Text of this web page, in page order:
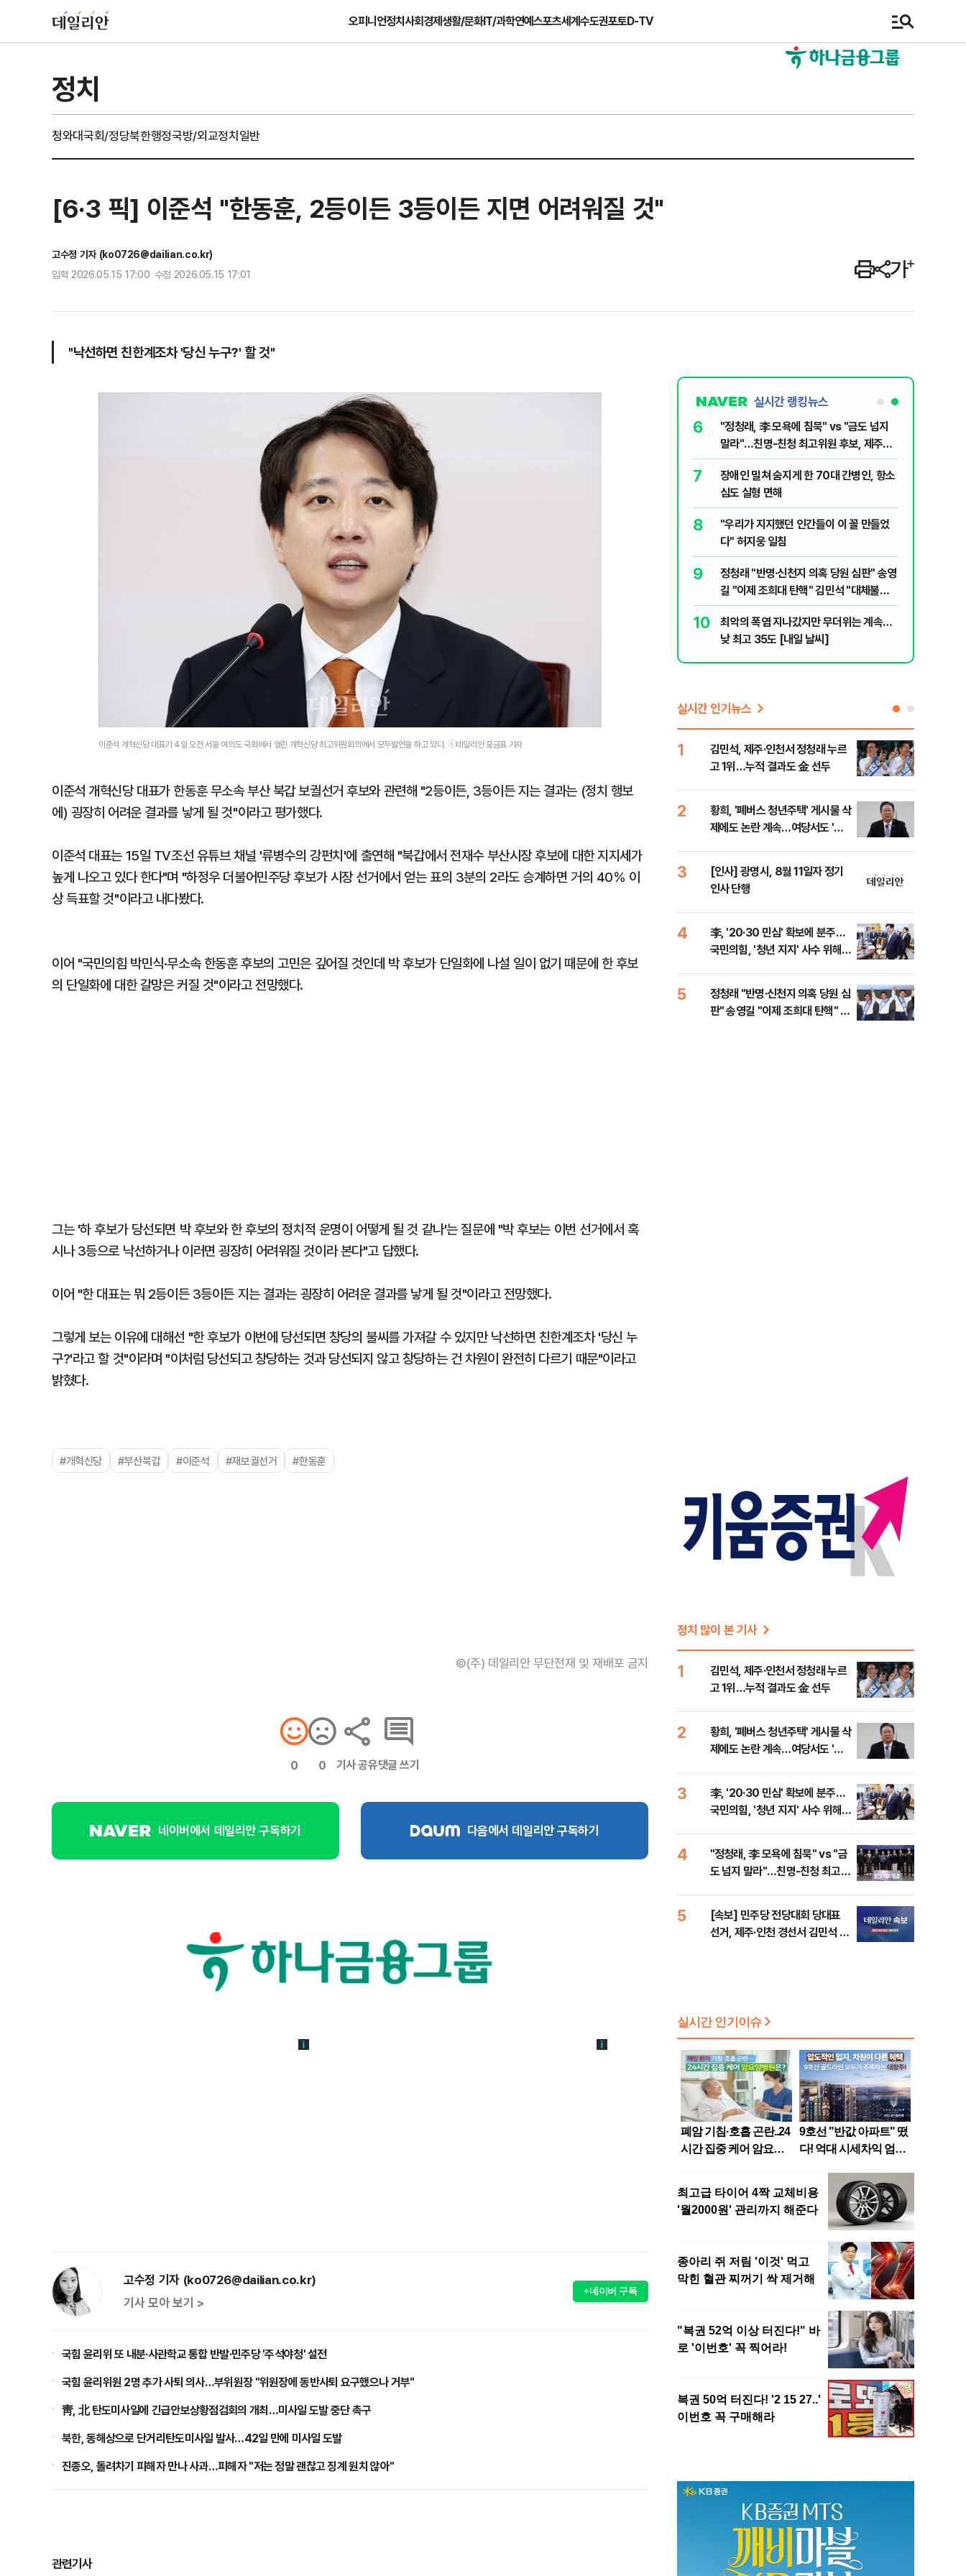
오피니언정치사회경제생활/문화IT/과학연예스포츠세계수도권포토D-TV
정치
청와대국회/정당북한행정국방/외교정치일반
[6·3 픽] 이준석 "한동훈, 2등이든 3등이든 지면 어려워질 것"
고수정 기자 (ko0726@dailian.co.kr)
입력 2026.05.15 17:00 수정 2026.05.15 17:01
"낙선하면 친한계조차 '당신 누구?' 할 것"
이준석 개혁신당 대표가 4일 오전 서울 여의도 국회에서 열린 개혁신당 최고위원회의에서 모두발언을 하고 있다. ⓒ데일리안 홍금표 기자
이준석 개혁신당 대표가 한동훈 무소속 부산 북갑 보궐선거 후보와 관련해 "2등이든, 3등이든 지는 결과는 (정치 행보
에) 굉장히 어려운 결과를 낳게 될 것"이라고 평가했다.
이준석 대표는 15일 TV조선 유튜브 채널 '류병수의 강펀치'에 출연해 "북갑에서 전재수 부산시장 후보에 대한 지지세가
높게 나오고 있다 한다"며 "하정우 더불어민주당 후보가 시장 선거에서 얻는 표의 3분의 2라도 승계하면 거의 40％ 이
상 득표할 것"이라고 내다봤다.
이어 "국민의힘 박민식·무소속 한동훈 후보의 고민은 깊어질 것인데 박 후보가 단일화에 나설 일이 없기 때문에 한 후보
의 단일화에 대한 갈망은 커질 것"이라고 전망했다.
그는 '하 후보가 당선되면 박 후보와 한 후보의 정치적 운명이 어떻게 될 것 같나'는 질문에 "박 후보는 이번 선거에서 혹
시나 3등으로 낙선하거나 이러면 굉장히 어려워질 것이라 본다"고 답했다.
이어 "한 대표는 뭐 2등이든 3등이든 지는 결과는 굉장히 어려운 결과를 낳게 될 것"이라고 전망했다.
그렇게 보는 이유에 대해선 "한 후보가 이번에 당선되면 창당의 불씨를 가져갈 수 있지만 낙선하면 친한계조차 '당신 누
구?'라고 할 것"이라며 "이처럼 당선되고 창당하는 것과 당선되지 않고 창당하는 건 차원이 완전히 다르기 때문"이라고
밝혔다.
#개혁신당 #부산북갑 #이준석 #재보궐선거 #한동훈
©(주) 데일리안 무단전재 및 재배포 금지
0 0 기사 공유댓글 쓰기
네이버에서 데일리안 구독하기 다음에서 데일리안 구독하기
고수정 기자 (ko0726@dailian.co.kr)
기사 모아 보기 >
+네이버 구독
국힘 윤리위 또 내분·사관학교 통합 반발·민주당 '주석야청' 설전
국힘 윤리위원 2명 추가 사퇴 의사…부위원장 "위원장에 동반사퇴 요구했으나 거부"
靑, 北 탄도미사일에 긴급안보상황점검회의 개최…미사일 도발 중단 촉구
북한, 동해상으로 단거리탄도미사일 발사…42일 만에 미사일 도발
진종오, 돌려차기 피해자 만나 사과…피해자 "저는 정말 괜찮고 징계 원치 않아"
관련기사
실시간 랭킹뉴스
6
"정청래, 李 모욕에 침묵" vs "금도 넘지
말라"…친명-친청 최고위원 후보, 제주서
격돌
7
장애인 밀쳐 숨지게 한 70대 간병인, 항소
심도 실형 면해
8
"우리가 지지했던 인간들이 이 꼴 만들었
다" 허지웅 일침
9
정청래 "반명·신천지 의혹 당원 심판" 송영
길 "이제 조희대 탄핵" 김민석 "대체불가
민주당"
10
최악의 폭염 지나갔지만 무더위는 계속…
낮 최고 35도 [내일 날씨]
실시간 인기뉴스
1
김민석, 제주·인천서 정청래 누르
고 1위…누적 결과도 金 선두
2
황희, '폐버스 청년주택' 게시물 삭
제에도 논란 계속…여당서도 '내
3
[인사] 광명시, 8월 11일자 정기
인사 단행
4
李, '20·30 민심' 확보에 분주…
국민의힘, '청년 지지' 사수 위해
5
정청래 "반명·신천지 의혹 당원 심
판" 송영길 "이제 조희대 탄핵" 김
정치 많이 본 기사
1
김민석, 제주·인천서 정청래 누르
고 1위…누적 결과도 金 선두
2
황희, '폐버스 청년주택' 게시물 삭
제에도 논란 계속…여당서도 '내
3
李, '20·30 민심' 확보에 분주…
국민의힘, '청년 지지' 사수 위해
4
"정청래, 李 모욕에 침묵" vs "금
도 넘지 말라"…친명-친청 최고위
5
[속보] 민주당 전당대회 당대표
선거, 제주·인천 경선서 김민석 승